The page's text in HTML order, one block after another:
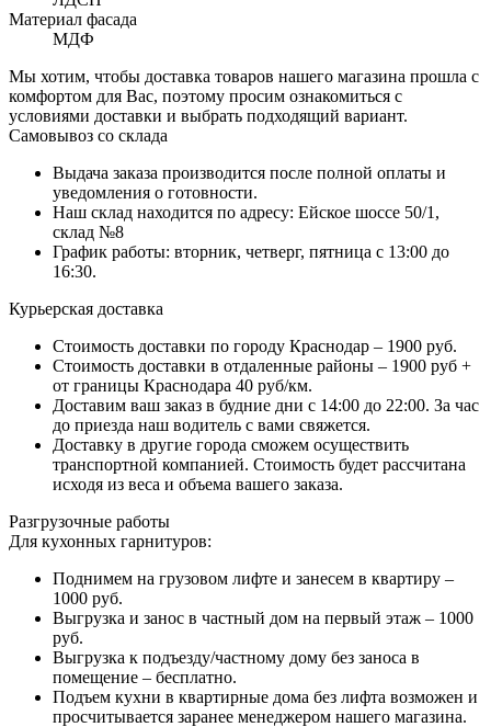
Материал фасада
МДФ
Мы хотим, чтобы доставка товаров нашего магазина прошла с
комфортом для Вас, поэтому просим ознакомиться с
условиями доставки и выбрать подходящий вариант.
Самовывоз со склада
Выдача заказа производится после полной оплаты и
уведомления о готовности.
Наш склад находится по адресу: Ейское шоссе 50/1,
склад №8
График работы: вторник, четверг, пятница с 13:00 до
16:30.
Курьерская доставка
Стоимость доставки по городу Краснодар – 1900 руб.
Стоимость доставки в отдаленные районы – 1900 руб +
от границы Краснодара 40 руб/км.
Доставим ваш заказ в будние дни с 14:00 до 22:00. За час
до приезда наш водитель с вами свяжется.
Доставку в другие города сможем осуществить
транспортной компанией. Стоимость будет рассчитана
исходя из веса и объема вашего заказа.
Разгрузочные работы
Для кухонных гарнитуров:
Поднимем на грузовом лифте и занесем в квартиру –
1000 руб.
Выгрузка и занос в частный дом на первый этаж – 1000
руб.
Выгрузка к подъезду/частному дому без заноса в
помещение – бесплатно.
Подъем кухни в квартирные дома без лифта возможен и
просчитывается заранее менеджером нашего магазина.